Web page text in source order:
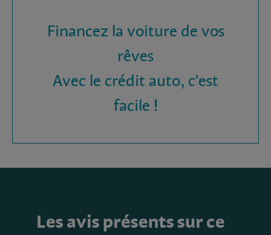
Financez la voiture de vos
rêves
Avec le crédit auto, c'est
facile !
Les avis présents sur ce